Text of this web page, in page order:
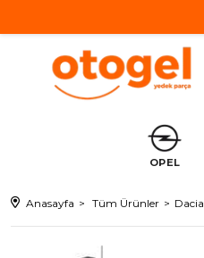
OPEL
Anasayfa Tüm Ürünler Dacia